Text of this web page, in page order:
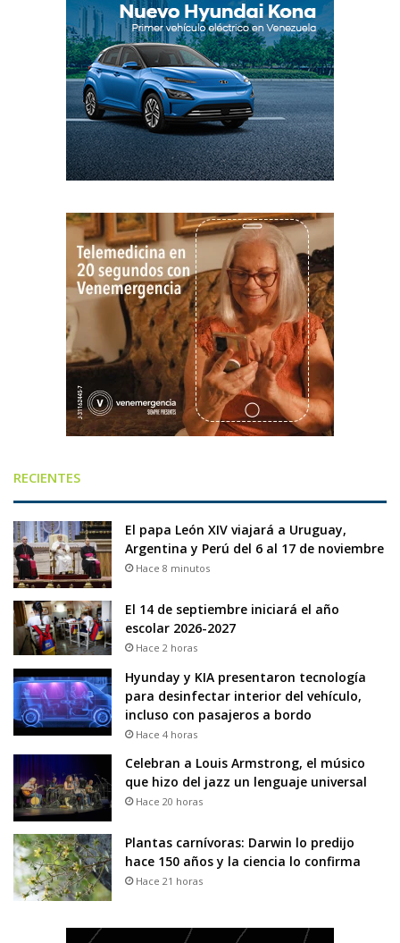
RECIENTES
El papa León XIV viajará a Uruguay,
Argentina y Perú del 6 al 17 de noviembre
Hace 8 minutos
El 14 de septiembre iniciará el año
escolar 2026-2027
Hace 2 horas
Hyunday y KIA presentaron tecnología
para desinfectar interior del vehículo,
incluso con pasajeros a bordo
Hace 4 horas
Celebran a Louis Armstrong, el músico
que hizo del jazz un lenguaje universal
Hace 20 horas
Plantas carnívoras: Darwin lo predijo
hace 150 años y la ciencia lo confirma
Hace 21 horas